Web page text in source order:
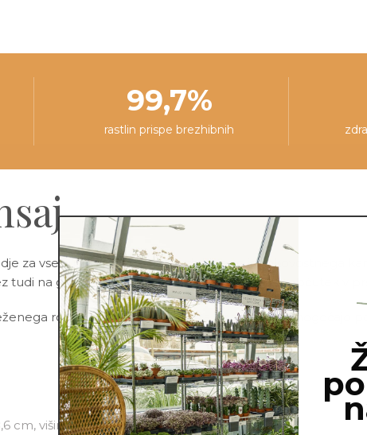
99,7%
rastlin prispe brezhibnih
za vse ljubitelje bonsajev. Izdelane so iz kakovostnega
na gosto razraščenih delih drevesa, kjer je občutek v
ročaja so škarje udobne za uporabo in omogočajo
cm, višina 1,9 cm